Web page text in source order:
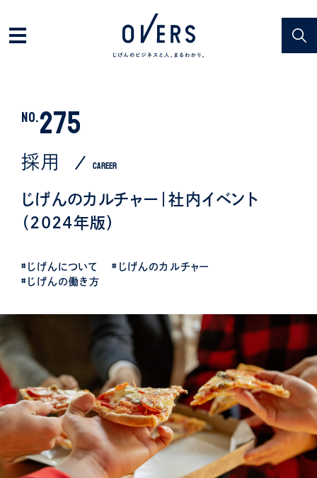
NO.275
採用 CAREER
じげんのカルチャー｜社内イベント
（2024年版）
#じげんについて
#じげんのカルチャー
#じげんの働き方